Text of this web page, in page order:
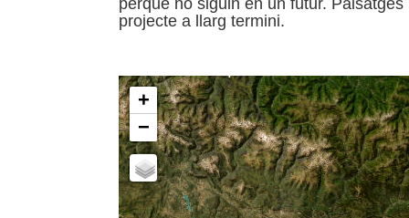
projecte a llarg termini.
+
−